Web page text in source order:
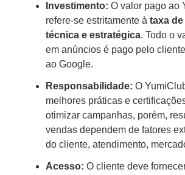
Investimento: O valor pago ao
refere-se estritamente à taxa
técnica e estratégica. Todo o
em anúncios é pago pelo
ao Google.
Responsabilidade: O
melhores práticas e
otimizar campanhas, porém,
vendas dependem de fatores
do cliente, atendimento,
Acesso: O cliente deve